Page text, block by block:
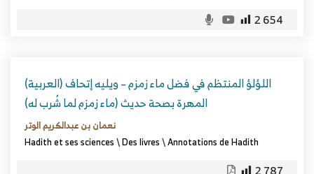
2 654
(العربية) اللؤلؤ المنتظم في فضل ماء زمزم – ويليه إتحاف
المهرة بصحة حديث (ماء زمزم لما شُرب له)
نعمان بن عبدالكريم الوتر
Hadith et ses sciences\Des livres\Annotations de Hadith